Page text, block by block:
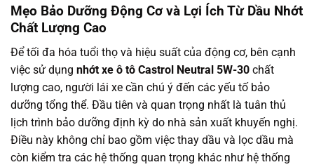
Mẹo Bảo Dưỡng Động Cơ và Lợi Ích Từ Dầu Nhớt
Chất Lượng Cao
Để tối đa hóa tuổi thọ và hiệu suất của động cơ, bên cạnh
việc sử dụng nhớt xe ô tô Castrol Neutral 5W-30 chất
lượng cao, người lái xe cần chú ý đến các yếu tố bảo
dưỡng tổng thể. Đầu tiên và quan trọng nhất là tuân thủ
lịch trình bảo dưỡng định kỳ do nhà sản xuất khuyến nghị.
Điều này không chỉ bao gồm việc thay dầu và lọc dầu mà
còn kiểm tra các hệ thống quan trọng khác như hệ thống